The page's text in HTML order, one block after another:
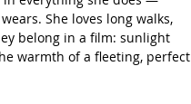
She loves long walks,
belong in a film: sunlight
warmth of a fleeting, perfect